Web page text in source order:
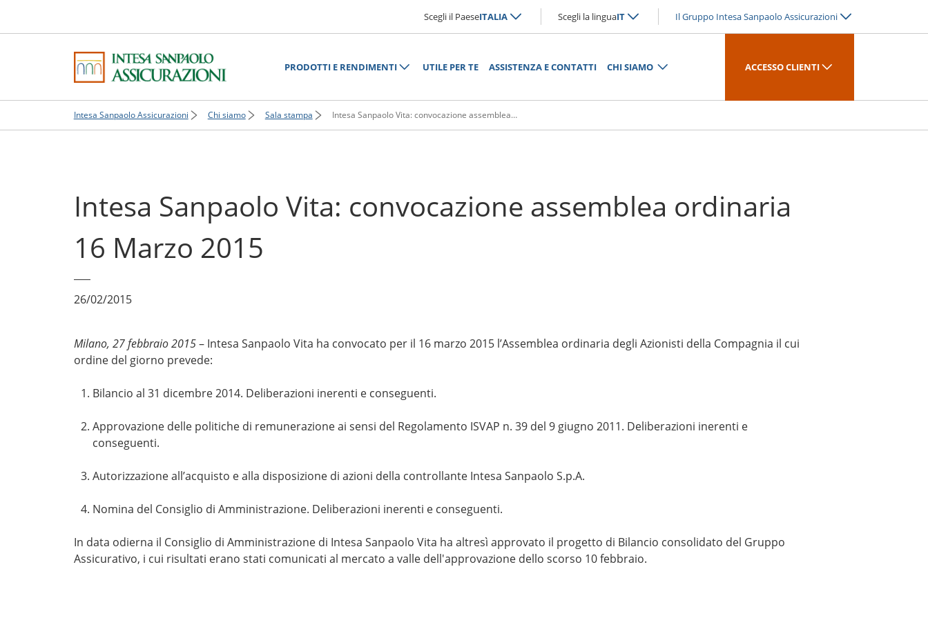
Scegli il PaeseITALIA Scegli la linguaIT Il Gruppo Intesa Sanpaolo Assicurazioni
PRODOTTI E RENDIMENTI UTILE PER TE ASSISTENZA E CONTATTI CHI SIAMO ACCESSO CLIENTI
Intesa Sanpaolo Assicurazioni Chi siamo Sala stampa Intesa Sanpaolo Vita: convocazione assemblea ordinaria 16 Marzo 2015
Intesa Sanpaolo Vita: convocazione assemblea ordinaria
16 Marzo 2015
26/02/2015
Milano, 27 febbraio 2015– Intesa Sanpaolo Vita ha convocato per il 16 marzo 2015 l’Assemblea ordinaria degli Azionisti della Compagnia il cui
ordine del giorno prevede:
Bilancio al 31 dicembre 2014. Deliberazioni inerenti e conseguenti.
Approvazione delle politiche di remunerazione ai sensi del Regolamento ISVAP n. 39 del 9 giugno 2011. Deliberazioni inerenti e
conseguenti.
Autorizzazione all’acquisto e alla disposizione di azioni della controllante Intesa Sanpaolo S.p.A.
Nomina del Consiglio di Amministrazione. Deliberazioni inerenti e conseguenti.
In data odierna il Consiglio di Amministrazione di Intesa Sanpaolo Vita ha altresì approvato il progetto di Bilancio consolidato del Gruppo
Assicurativo, i cui risultati erano stati comunicati al mercato a valle dell'approvazione dello scorso 10 febbraio.